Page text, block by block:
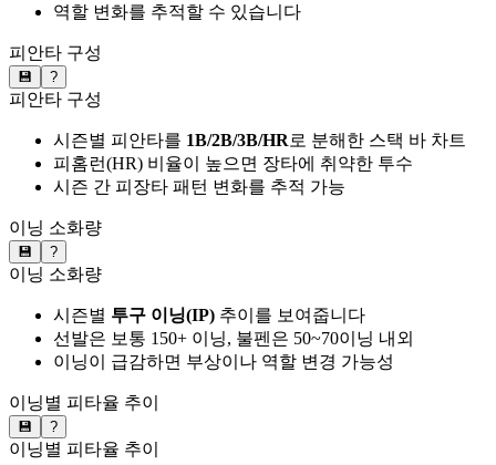
역할 변화를 추적할 수 있습니다
피안타 구성
💾 ?
피안타 구성
시즌별 피안타를 1B/2B/3B/HR로 분해한 스택 바 차트
피홈런(HR) 비율이 높으면 장타에 취약한 투수
시즌 간 피장타 패턴 변화를 추적 가능
이닝 소화량
💾 ?
이닝 소화량
시즌별 투구 이닝(IP) 추이를 보여줍니다
선발은 보통 150+ 이닝, 불펜은 50~70이닝 내외
이닝이 급감하면 부상이나 역할 변경 가능성
이닝별 피타율 추이
💾 ?
이닝별 피타율 추이